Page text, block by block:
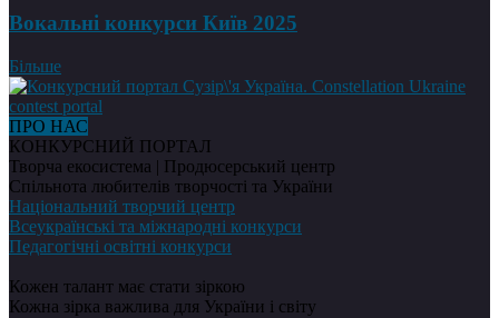
Вокальні конкурси Київ 2025
Більше
ПРО НАС
КОНКУРСНИЙ ПОРТАЛ
Творча екосистема | Продюсерський центр
Спільнота любителів творчості та України
Національний творчий центр
Всеукраїнські та міжнародні конкурси
Педагогічні освітні конкурси
Кожен талант має стати зіркою
Кожна зірка важлива для України і світу